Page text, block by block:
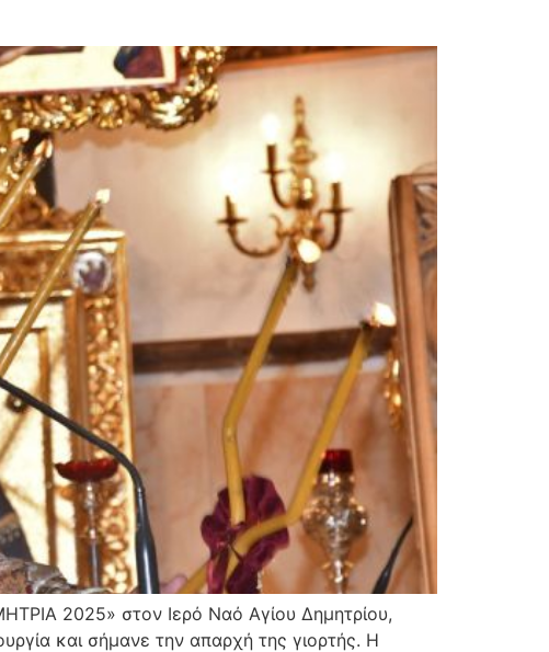
2025» στον Ιερό Ναό Αγίου Δημητρίου,
και σήμανε την απαρχή της γιορτής. Η